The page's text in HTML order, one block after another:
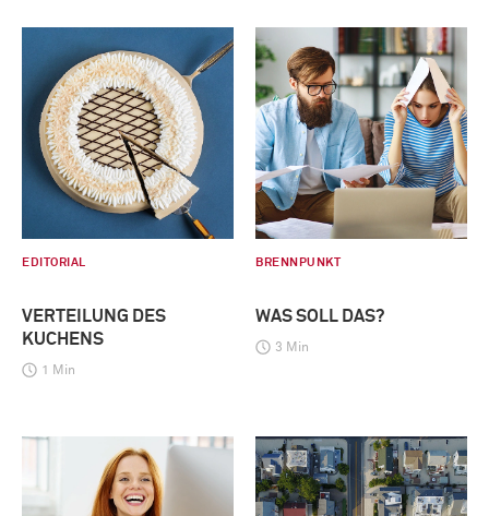
EDITORIAL
VERTEILUNG DES
KUCHENS
1 Min
BRENNPUNKT
WAS SOLL DAS?
3 Min